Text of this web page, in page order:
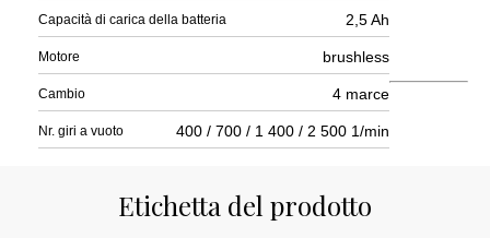
Capacità di carica della batteria 2,5 Ah
Motore brushless
Cambio 4 marce
Nr. giri a vuoto 400 / 700 / 1 400 / 2 500 1/min
Etichetta del prodotto